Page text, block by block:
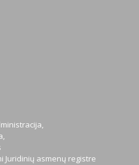
Juridinių asmenų registre